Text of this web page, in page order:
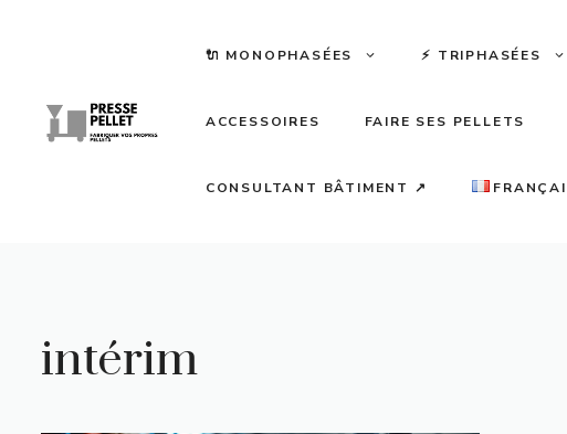
🔌 MONOPHASÉES ⚡️ TRIPHASÉES
ACCESSOIRES FAIRE SES PELLETS
CONSULTANT BÂTIMENT ↗
intérim